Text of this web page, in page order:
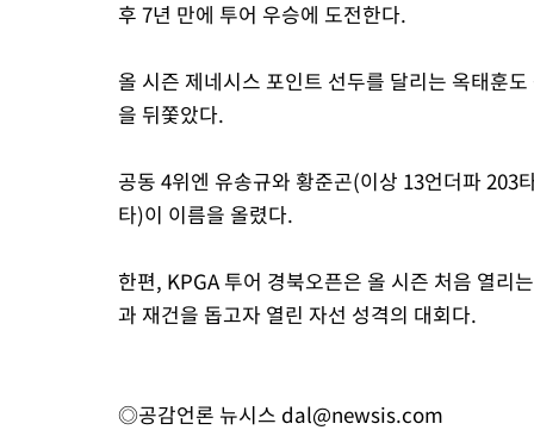
후 7년 만에 투어 우승에 도전한다.
올 시즌 제네시스 포인트 선두를 달리는 옥태훈
을 뒤쫓았다.
공동 4위엔 유송규와 황준곤(이상 13언더파
타)이 이름을 올렸다.
한편, KPGA 투어 경북오픈은 올 시즌 처음 열리
과 재건을 돕고자 열린 자선 성격의 대회다.
◎공감언론 뉴시스 dal@newsis.com